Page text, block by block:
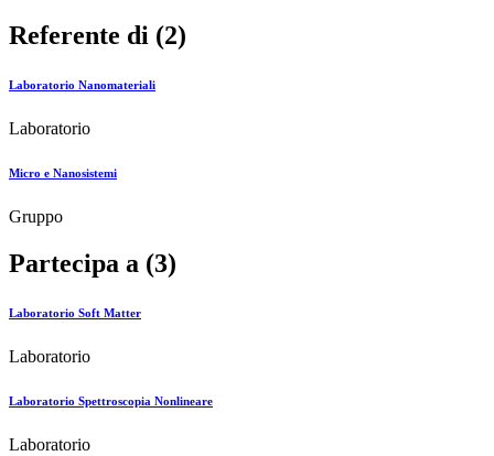
Referente di (2)
Laboratorio Nanomateriali
Laboratorio
Micro e Nanosistemi
Gruppo
Partecipa a (3)
Laboratorio Soft Matter
Laboratorio
Laboratorio Spettroscopia Nonlineare
Laboratorio